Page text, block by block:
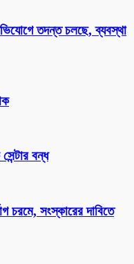
তদন্ত চলছে, ব্যবস্থা
বন্ধ
চরমে, সংস্কারের দাবিতে